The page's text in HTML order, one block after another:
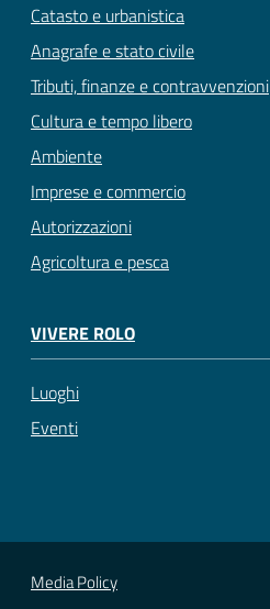
Catasto e urbanistica
Anagrafe e stato civile
Tributi, finanze e contravvenzioni
Cultura e tempo libero
Ambiente
Imprese e commercio
Autorizzazioni
Agricoltura e pesca
VIVERE ROLO
Luoghi
Eventi
Media Policy